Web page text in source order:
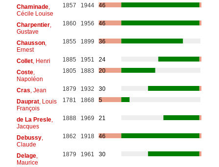
Chaminade,
Cécile Louise
1857 1944 46
Charpentier,
Gustave
1860 1956 46
Chausson,
Ernest
1855 1899 36
Collet, Henri 1885 1951
24
Coste,
Napoléon
1805 1883 20
Cras, Jean 1879 1932
30
Dauprat, Louis
François
1781 1868 5
de La Presle,
Jacques
1888 1969 21
Debussy,
Claude
1862 1918 46
Delage,
Maurice
1879 1961 30